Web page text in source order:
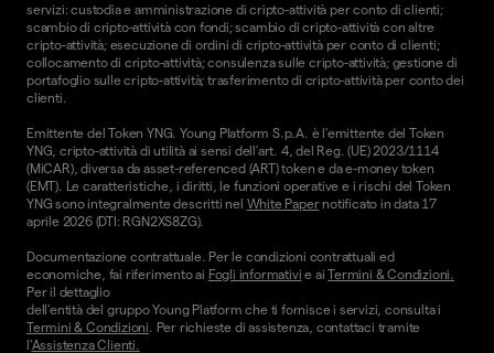
servizi: custodia e amministrazione di cripto-attività per conto di clienti;
scambio di cripto-attività con fondi; scambio di cripto-attività con altre
cripto-attività; esecuzione di ordini di cripto-attività per conto di clienti;
collocamento di cripto-attività; consulenza sulle cripto-attività; gestione di
portafoglio sulle cripto-attività; trasferimento di cripto-attività per conto dei
clienti.
Emittente del Token YNG. Young Platform S.p.A. è l'emittente del Token
YNG, cripto-attività di utilità ai sensi dell'art. 4, del Reg. (UE) 2023/1114
(MiCAR), diversa da asset-referenced (ART) token e da e-money token
(EMT). Le caratteristiche, i diritti, le funzioni operative e i rischi del Token
YNG sono integralmente descritti nel White Papernotificato in data 17
aprile 2026 (DTI: RGN2XS8ZG).
Documentazione contrattuale. Per le condizioni contrattuali ed
economiche, fai riferimento ai Fogli informativi e aiTermini & Condizioni.
Per il dettaglio
dell'entità del gruppo Young Platform che ti fornisce i servizi, consulta i
Termini & Condizioni . Per richieste di assistenza, contattaci tramite
l'Assistenza Clienti.